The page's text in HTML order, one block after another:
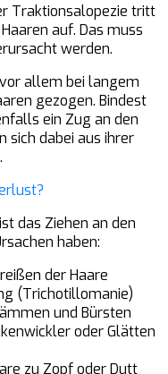
Traktionsalopezie tritt
auf. Das muss
werden.
allem bei langem
gezogen. Bindest
ein Zug an den
sich dabei aus ihrer
das Ziehen an den
haben:
der Haare
(Trichotillomanie)
und Bürsten
oder Glätten
zu Zopf oder Dutt